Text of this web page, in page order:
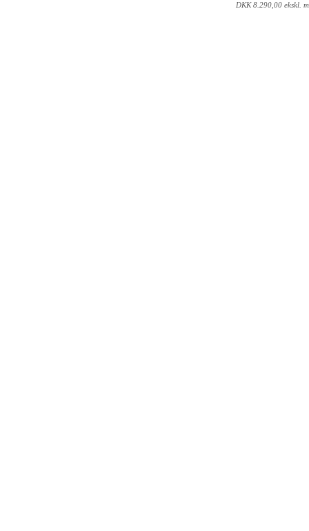
DKK8.290,00 ekskl.